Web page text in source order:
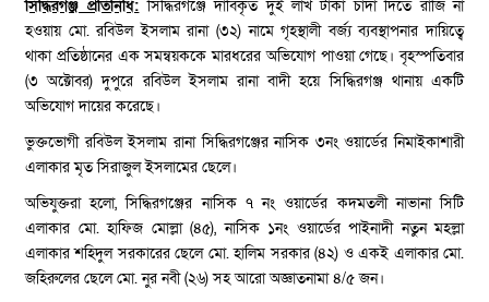
সিদ্ধিরগঞ্জ প্রতিনিধি: সিদ্ধিরগঞ্জে দাবিকৃত দুই লাখ টাকা চাঁদা দিতে রাজি না
হওয়ায় মো. রবিউল ইসলাম রানা (৩২) নামে গৃহস্থালী বর্জ্য ব্যবস্থাপনার দায়িত্বে
থাকা প্রতিষ্ঠানের এক সমন্বয়ককে মারধরের অভিযোগ পাওয়া গেছে। বৃহস্পতিবার
(৩ অক্টোবর) দুপুরে রবিউল ইসলাম রানা বাদী হয়ে সিদ্ধিরগঞ্জ থানায় একটি
অভিযোগ দায়ের করেছে।
ভুক্তভোগী রবিউল ইসলাম রানা সিদ্ধিরগঞ্জের নাসিক ৩নং ওয়ার্ডের নিমাইকাশারী
এলাকার মৃত সিরাজুল ইসলামের ছেলে।
অভিযুক্তরা হলো, সিদ্ধিরগঞ্জের নাসিক ৭ নং ওয়ার্ডের কদমতলী নাভানা সিটি
এলাকার মো. হাফিজ মোল্লা (৪৫), নাসিক ১নং ওয়ার্ডের পাইনাদী নতুন মহল্লা
এলাকার শহিদুল সরকারের ছেলে মো. হালিম সরকার (৪২) ও একই এলাকার মো.
জহিরুলের ছেলে মো. নুর নবী (২৬) সহ আরো অজ্ঞাতনামা ৪/৫ জন।